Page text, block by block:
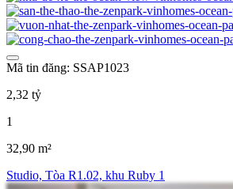
Mã tin đăng: SSAP1023
2,32 tỷ
1
32,90 m²
Studio, Tòa R1.02, khu Ruby 1